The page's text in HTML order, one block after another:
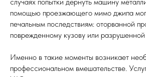
помощью проезжающего мимо джипа
печальным последствиям: оторванной
поврежденному кузову или разрушенной
Именно в такие моменты возникает
профессиональном вмешательстве.